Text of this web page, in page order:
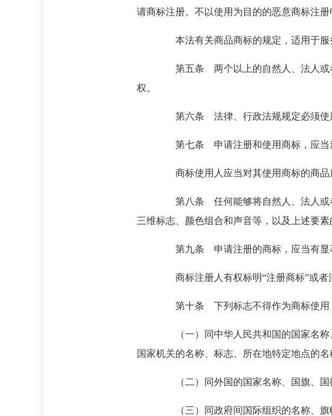
请商标注册。不以使用为目的的恶意商标注册
本法有关商品商标的规定，适用于服
第五条 两个以上的自然人、法人或者其
权。
第六条 法律、行政法规规定必须使用注
第七条 申请注册和使用商标，应当遵
商标使用人应当对其使用商标的商品质
第八条 任何能够将自然人、法人或者其
三维标志、颜色组合和声音等，以及上述要
第九条 申请注册的商标，应当有显著特
商标注册人有权标明“注册商标”或者
第十条 下列标志不得作为商标使用
（一）同中华人民共和国的国家名称、
国家机关的名称、标志、所在地特定地点的
（二）同外国的国家名称、国旗、国徽
（三）同政府间国际组织的名称、旗帜